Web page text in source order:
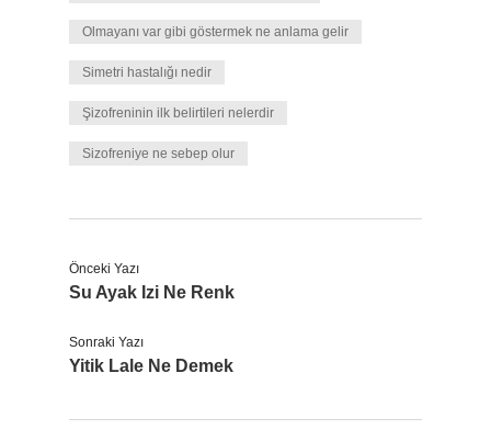
Olmayanı var gibi göstermek ne anlama gelir
Simetri hastalığı nedir
Şizofreninin ilk belirtileri nelerdir
Sizofreniye ne sebep olur
Önceki Yazı
Su Ayak Izi Ne Renk
Sonraki Yazı
Yitik Lale Ne Demek